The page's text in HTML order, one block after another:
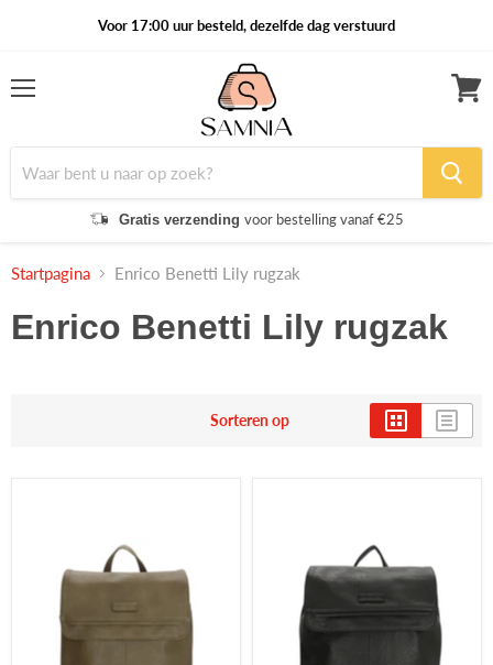
Voor 17:00 uur besteld, dezelfde dag verstuurd
Gratis verzending voor bestelling vanaf €25
Startpagina Enrico Benetti Lily rugzak
Enrico Benetti Lily rugzak
Sorteren op